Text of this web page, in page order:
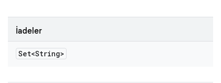
İadeler
Set<String>